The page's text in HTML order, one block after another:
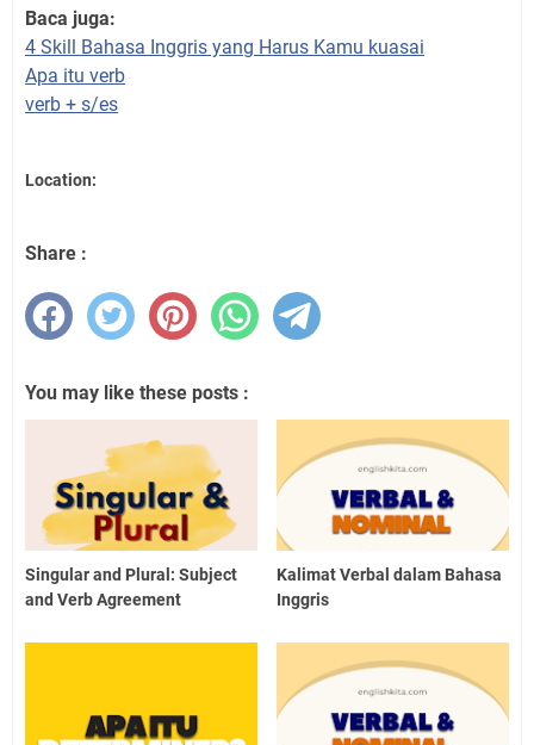
Baca juga:
4 Skill Bahasa Inggris yang Harus Kamu kuasai
Apa itu verb
verb + s/es
Location:
Share :
You may like these posts :
Singular and Plural: Subject
and Verb Agreement
Kalimat Verbal dalam Bahasa
Inggris